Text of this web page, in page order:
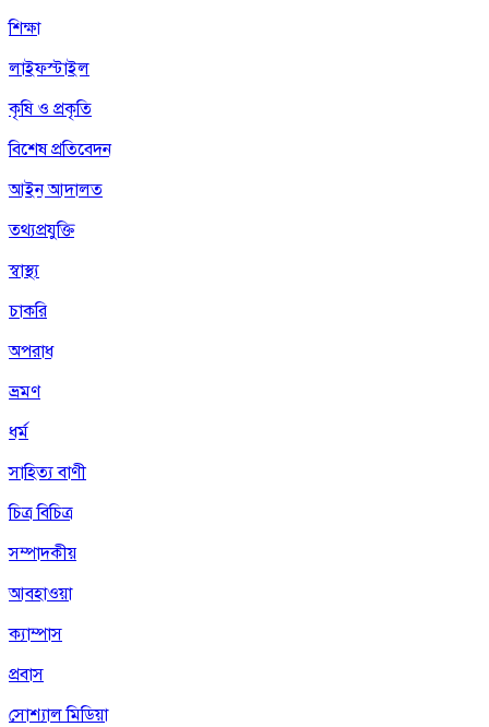
শিক্ষা
লাইফস্টাইল
কৃষি ও প্রকৃতি
বিশেষ প্রতিবেদন
আইন আদালত
তথ্যপ্রযুক্তি
স্বাস্থ্য
চাকরি
অপরাধ
ভ্রমণ
ধর্ম
সাহিত্য বাণী
চিত্র বিচিত্র
সম্পাদকীয়
আবহাওয়া
ক্যাম্পাস
প্রবাস
সোশ্যাল মিডিয়া